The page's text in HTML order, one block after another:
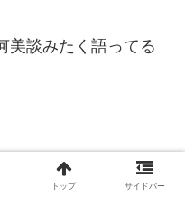
美談みたく語ってる
トップ サイドバー